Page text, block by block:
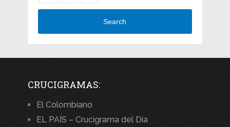
Search
CRUCIGRAMAS:
El Colombiano
EL PAÍS – Crucigrama del Día